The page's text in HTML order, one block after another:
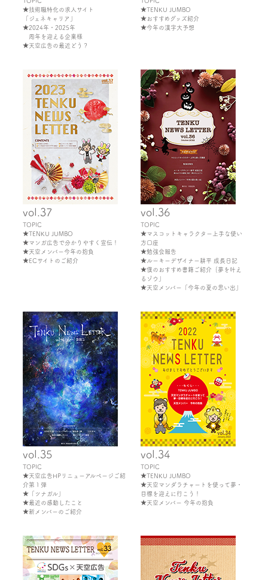
★技術職特化の求人サイト
「ジェネキャリア」
★2024年・2025年
周年を迎える企業様
★天空広告の最近どう？
★TENKU JUMBO
★おすすめグッズ紹介
★今年の漢字大予想
vol.37
TOPIC
★TENKU JUMBO
★マンガ広告で分かりやすく宣伝！
★天空メンバー今年の抱負
★ECサイトのご紹介
vol.36
TOPIC
★マスコットキャラクター上手な使い
方口座
★勉強会報告
★ルーキーデザイナー耕平 成長日記
★僕のおすすめ書籍ご紹介｛夢を叶え
るゾウ」
★天空メンバー「今年の夏の思い出」
vol.35
TOPIC
★天空広告HPリニューアルページご紹
介第１弾
★「ツナガル」
★最近の感動したこと
★新メンバーのご紹介
vol.34
TOPIC
★TENKU JUMBO
★天空マンダラチャートを使って夢・
目標を迎えに行こう！
★天空メンバー 今年の抱負